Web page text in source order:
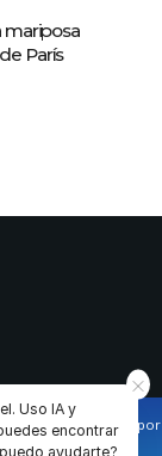
mariposa
París
la navegación por
de los usuarios.
Uso IA y
encontrar
ayudarte?